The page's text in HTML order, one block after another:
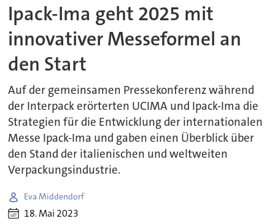
Ipack-Ima geht 2025 mit
innovativer Messeformel an
den Start
Auf der gemeinsamen Pressekonferenz während
der Interpack erörterten UCIMA und Ipack-Ima die
Strategien für die Entwicklung der internationalen
Messe Ipack-Ima und gaben einen Überblick über
den Stand der italienischen und weltweiten
Verpackungsindustrie.
Eva Middendorf
18. Mai 2023